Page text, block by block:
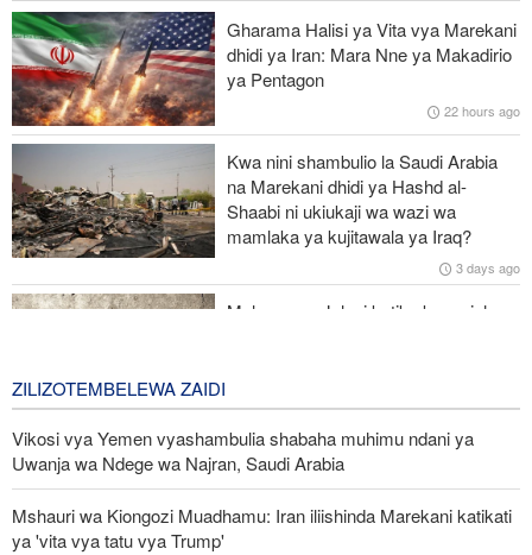
Trump anazidi kuchanganyikiwa kuhusu ulipizaji kisasi wa Iran,
amkabili Hegseth kuhusu uhaba wa silaha
Kituo kikubwa zaidi cha matibabu ya Ebola DRC huku
maambukizi yakienea
Interpol: Akili Mnemba (AI) inatumika katika 55% ya uhalifu wa
mtandaoni barani Afrika
Ruto asema serikali imetekeleza ahadi ilizowapa Waislamu wa
Gharama Halisi ya Vita vya Marekani
dhidi ya Iran: Mara Nne ya Makadirio
ya Pentagon
22 hours ago
Kwa nini shambulio la Saudi Arabia
na Marekani dhidi ya Hashd al-
Shaabi ni ukiukaji wa wazi wa
mamlaka ya kujitawala ya Iraq?
3 days ago
Malengo ya Julani katika kuanzisha
ZILIZOTEMBELEWA ZAIDI
Vikosi vya Yemen vyashambulia shabaha muhimu ndani ya
Uwanja wa Ndege wa Najran, Saudi Arabia
Mshauri wa Kiongozi Muadhamu: Iran iliishinda Marekani katikati
ya 'vita vya tatu vya Trump'